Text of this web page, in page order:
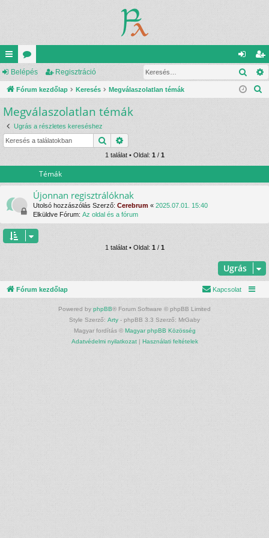
yo
rs
lin
ke
k
ór
u
m
ok
el
ép
eg
is
Belépés Regisztráció
Fórum kezdőlap Keresés Megválaszolatlan témák
s
Megválaszolatlan témák
Ugrás a részletes kereséshez
Keresés
1 találat • Oldal: 1 / 1
Témák
Újonnan regisztrálóknak
Utolsó hozzászólás Szerző: Cerebrum « 2025.07.01. 15:40
Elküldve Fórum: Az oldal és a fórum
1 találat • Oldal: 1/ 1
Ugrás
Fórum kezdőlap Kapcsolat
Powered by phpBB® Forum Software © phpBB Limited
Style Szerző: Arty - phpBB 3.3 Szerző: MrGaby
Magyar fordítás © Magyar phpBB Közösség
Adatvédelmi nyilatkozat| Használati feltételek